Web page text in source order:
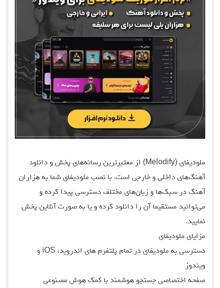
ملودیفای (Melodify) از معتبرترین رسانه‌های پخش و دانلود
آهنگ‌های داخلی و خارجی است. با نصب ملودیفای شما به هزاران
آهنگ در سبک‌ها و زبان‌های مختلف دسترسی پیدا کرده و
می‌توانید مستقیما آن را دانلود کرده و یا به صورت آنلاین پخش
نمایید.
مزایای ملودیفای
دسترسی به ملودیفای در تمام پلتفرم های اندروید، iOS و
ویندوز
صفحه اختصاصی جستجو هوشمند با کمک هوش مصنوعی